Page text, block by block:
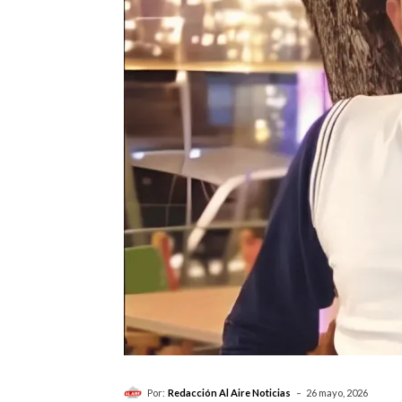
Por: Redacción Al Aire Noticias - 26 mayo, 2026